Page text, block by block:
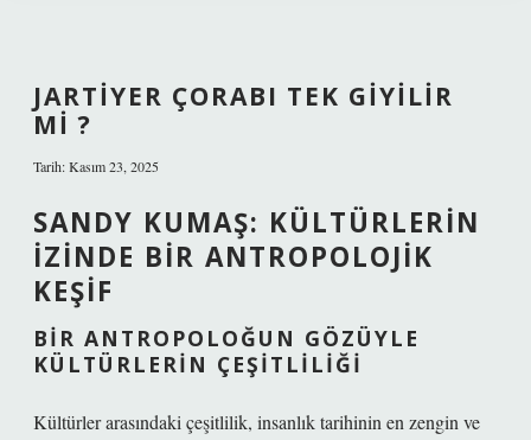
JARTIYER ÇORABI TEK GIYILIR
MI ?
Tarih: Kasım 23, 2025
SANDY KUMAŞ: KÜLTÜRLERIN
İZINDE BIR ANTROPOLOJIK
KEŞIF
BIR ANTROPOLOĞUN GÖZÜYLE
KÜLTÜRLERIN ÇEŞITLILIĞI
Kültürler arasındaki çeşitlilik, insanlık tarihinin en zengin ve